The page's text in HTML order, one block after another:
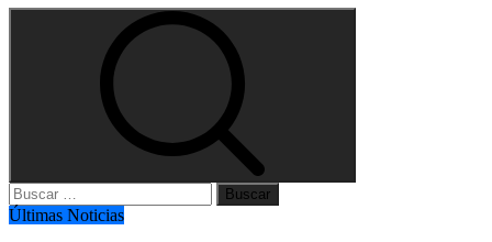
Buscar:
Últimas Noticias